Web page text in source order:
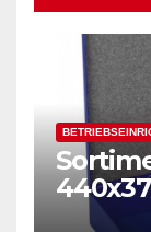
Einsätze